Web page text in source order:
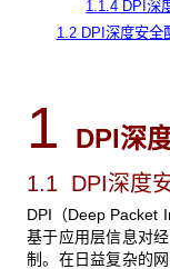
1.1.4 DPI深
1.2 DPI深度安全
1 DPI深
1.1 DPI深度
DPI（Deep Packet
基于应用层信息对
制。在日益复杂的